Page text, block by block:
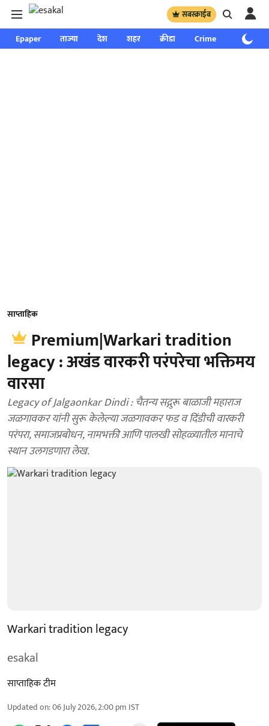
सबस्क्राईब
Epaper ताज्या देश शहर क्रीडा Crime साप्ताहिक
साप्ताहिक
Premium|Warkari tradition
legacy : अखंड वारकरी परंपरेचा भक्तिमय
वारसा
Legacy of Jalgaonkar Dindi : चैतन्य सद्गुरू बाळाजी महाराज
जळगावकर यांनी सुरू केलेल्या जळगावकर फड व दिंडीची वारकरी
परंपरा, समाजप्रबोधन, नामभक्ती आणि पालखी सोहळ्यातील मानाचे
स्थान उलगडणारा लेख.
Warkari tradition legacy
esakal
साप्ताहिक टीम
Updated on:06 July 2026, 2:00 pm IST